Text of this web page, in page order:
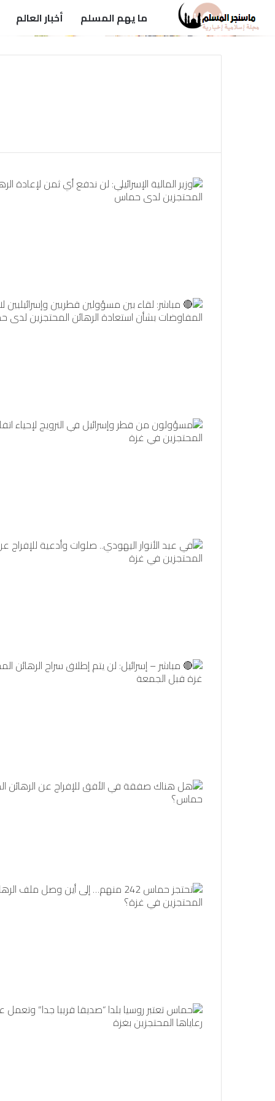
ما يهم المسلم أخبار العالم